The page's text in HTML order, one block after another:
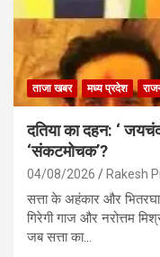
ताजा खबर मध्य प्रदेश
दतिया का दहन: ‘
‘संकटमोचक’?
04/08/2026 Rakesh
सत्ता के अहंकार और
गिरेगी गाज और नरोत्तम
जब सत्ता का…